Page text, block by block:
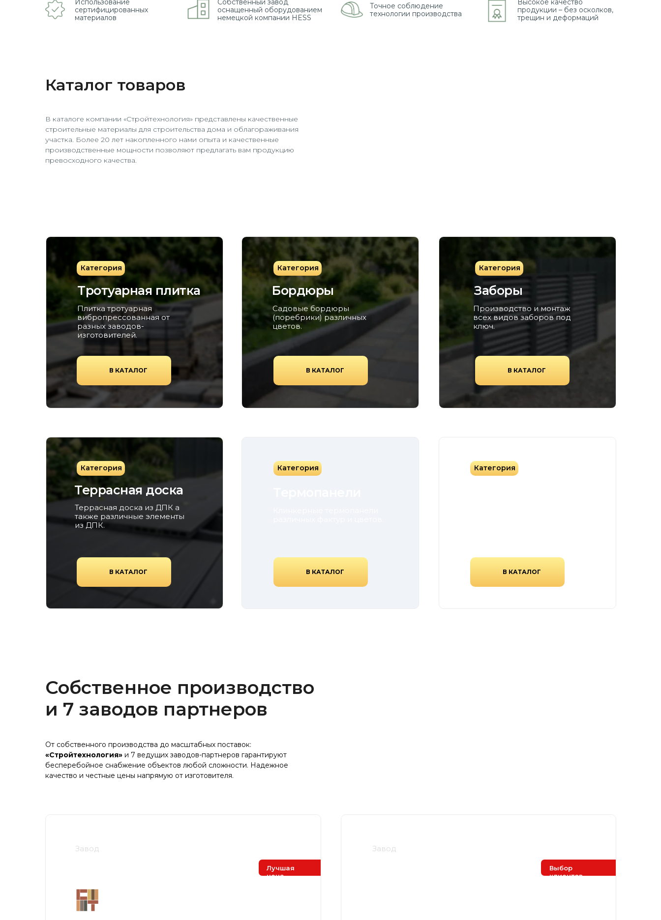
Использование
сертифицированных
материалов
Точное соблюдение
технологии производства
Собственный завод
оснащенный оборудованием
немецкой компании HESS
Высокое качество
продукции – без осколков,
трещин и деформаций
Каталог товаров
В каталоге компании «Стройтехнология» представлены качественные
строительные материалы для строительства дома и облагораживания
участка. Более 20 лет накопленного нами опыта и качественные
производственные мощности позволяют предлагать вам продукцию
превосходного качества.
Заборы
Бордюры
Тротуарная плитка
Категория Категория Категория
Категория
Террасная доска
Террасная доска из ДПК а
также различные элементы
из ДПК.
Производство и монтаж
всех видов заборов под
ключ.
Плитка тротуарная
вибропрессованная от
разных заводов-
изготовителей.
Садовые бордюры
(поребрики) различных
цветов.
В КАТАЛОГ
В КАТАЛОГ В КАТАЛОГ В КАТАЛОГ
В КАТАЛОГ В КАТАЛОГ
Категория Категория
Собственное производство
и 7 заводов партнеров
От собственного производства до масштабных поставок:
«Стройтехнология» и 7 ведущих заводов-партнеров гарантируют
бесперебойное снабжение объектов любой сложности. Надежное
качество и честные цены напрямую от изготовителя.
Завод
Лучшая
цена
Завод
Выбор
клиентов